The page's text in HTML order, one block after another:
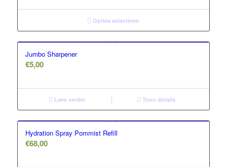
Opties selecteren
Jumbo Sharpener
€5,00
Lees verder Toon details
Hydration Spray Pommist Refill
€68,00